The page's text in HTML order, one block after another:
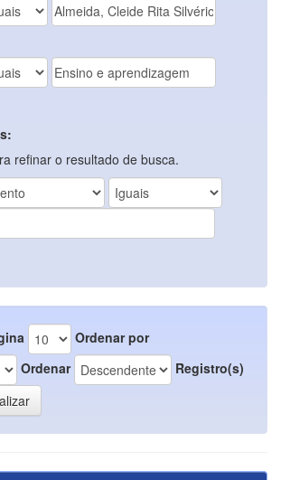
refinar o resultado de busca.
Ordenar por
Ordenar
Registro(s)